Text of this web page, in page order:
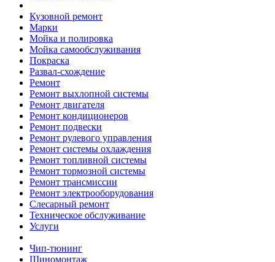
Кузовной ремонт
Марки
Мойка и полировка
Мойка самообслуживания
Покраска
Развал-схождение
Ремонт
Ремонт выхлопной системы
Ремонт двигателя
Ремонт кондиционеров
Ремонт подвески
Ремонт рулевого управления
Ремонт системы охлаждения
Ремонт топливной системы
Ремонт тормозной системы
Ремонт трансмиссии
Ремонт электрооборудования
Слесарный ремонт
Техническое обслуживание
Услуги
Чип-тюнинг
Шиномонтаж